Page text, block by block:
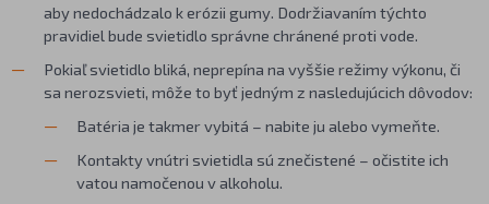
aby nedochádzalo k erózii gumy. Dodržiavaním týchto
pravidiel bude svietidlo správne chránené proti vode.
Pokiaľ svietidlo bliká, neprepína na vyššie režimy výkonu, či
sa nerozsvieti, môže to byť jedným z nasledujúcich dôvodov:
Batéria je takmer vybitá – nabite ju alebo vymeňte.
Kontakty vnútri svietidla sú znečistené – očistite ich
vatou namočenou v alkoholu.